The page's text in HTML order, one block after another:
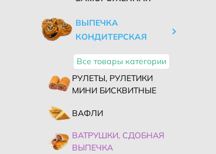
ВЫПЕЧКА
КОНДИТЕРСКАЯ
Все товары категории
РУЛЕТЫ, РУЛЕТИКИ
МИНИ БИСКВИТНЫЕ
ВАФЛИ
ВАТРУШКИ, СДОБНАЯ
ВЫПЕЧКА